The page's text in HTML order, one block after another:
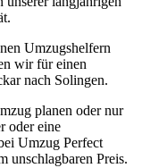
Umzugshelfern
wir für einen
nach Solingen.
planen oder nur
oder eine
Umzug Perfect
unschlagbaren Preis.